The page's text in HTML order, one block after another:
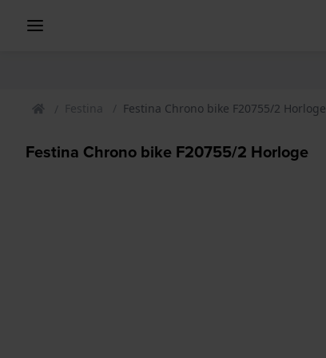
Festina Festina Chrono bike F20755/2 Horloge
Festina Chrono bike F20755/2 Horloge